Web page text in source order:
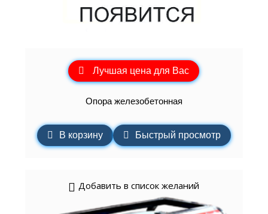
Лучшая цена для Вас
Опора железобетонная
В корзину Быстрый просмотр
Добавить в список желаний